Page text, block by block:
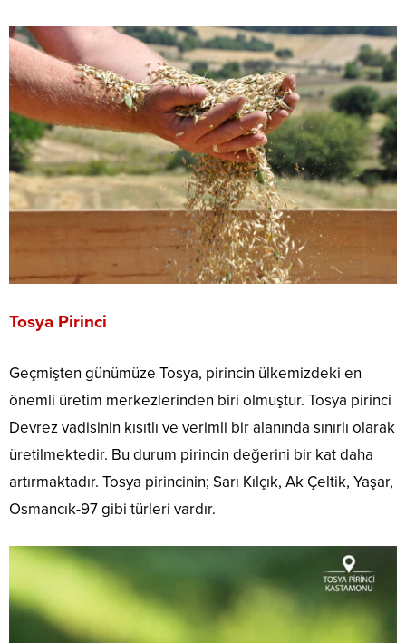
Tosya Pirinci
Geçmişten günümüze Tosya, pirincin ülkemizdeki en
önemli üretim merkezlerinden biri olmuştur. Tosya pirinci
Devrez vadisinin kısıtlı ve verimli bir alanında sınırlı olarak
üretilmektedir. Bu durum pirincin değerini bir kat daha
artırmaktadır. Tosya pirincinin; Sarı Kılçık, Ak Çeltik, Yaşar,
Osmancık-97 gibi türleri vardır.